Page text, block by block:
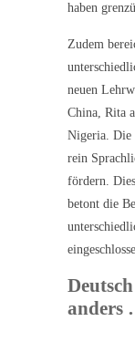
haben
Zudem
neuen
China, Rita
Nigeria. Die
rein
fördern.
betont die
anders